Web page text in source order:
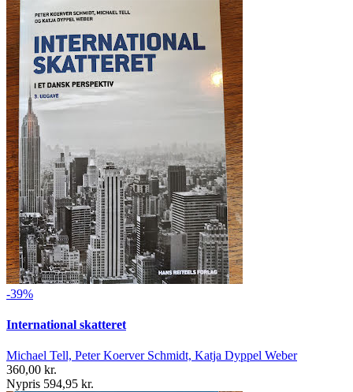
-39%
International skatteret
Michael Tell, Peter Koerver Schmidt, Katja Dyppel Weber
360,00 kr.
Nypris 594,95 kr.